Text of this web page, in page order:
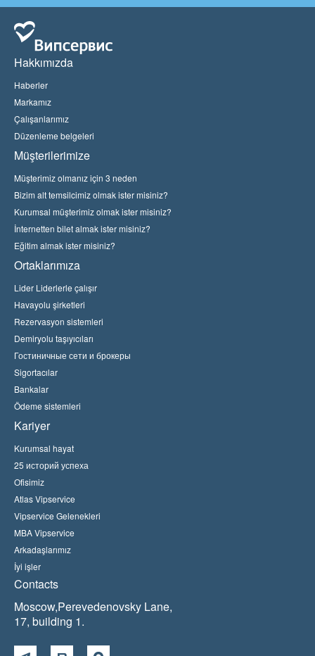
Hakkımızda
Haberler
Markamız
Çalışanlarımız
Düzenleme belgeleri
Müşterilerimize
Müşterimiz olmanız için 3 neden
Bizim alt temsilcimiz olmak ister misiniz?
Kurumsal müşterimiz olmak ister misiniz?
İnternetten bilet almak ister misiniz?
Eğitim almak ister misiniz?
Ortaklarımıza
Lider Liderlerle çalışır
Havayolu şirketleri
Rezervasyon sistemleri
Demiryolu taşıyıcıları
Гостиничные сети и брокеры
Sigortacılar
Bankalar
Ödeme sistemleri
Kariyer
Kurumsal hayat
25 историй успеха
Ofisimiz
Atlas Vipservice
Vipservice Gelenekleri
MBA Vipservice
Arkadaşlarımız
İyi işler
Contacts
Moscow,Perevedenovsky Lane,
17, building 1.